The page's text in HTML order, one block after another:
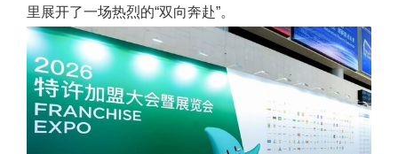
里展开了一场热烈的“双向奔赴”。